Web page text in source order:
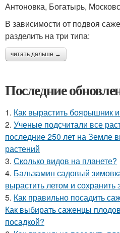
Антоновка, Богатырь,
В зависимости от подвоя
разделить на три типа:
читать дальше →
Последние
1. Как вырастить боярышник
2. Ученые подсчитали все
последние 250 лет на Земле
растений
3. Сколько видов на планете?
4. Бальзамин садовый
вырастить летом и сохранить
5. Как правильно посадить
Как выбирать саженцы
посадкой?